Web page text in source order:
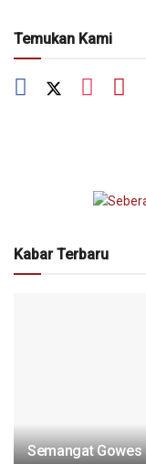
Temukan Kami
Kabar Terbaru
Semangat Gowes